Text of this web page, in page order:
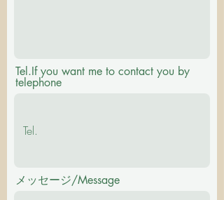
Tel.If you want me to contact you by
telephone
メッセージ/Message